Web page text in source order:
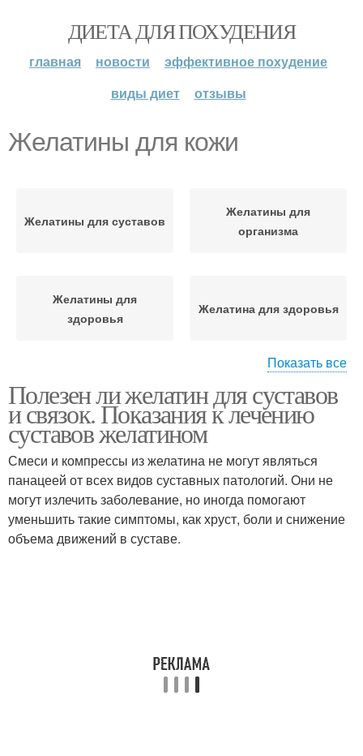
ДИЕТА ДЛЯ ПОХУДЕНИЯ
главная новости
эффективное похудение
виды диет
отзывы
Желатины для кожи
Желатины для суставов
Желатины для
организма
Желатины для
здоровья
Желатина для здоровья
Желатины в сухом виде Вред от желатина
Желатины для волос Желатины с детства
Показать все
Полезен ли желатин для суставов
и связок. Показания к лечению
суставов желатином
Смеси и компрессы из желатина не могут являться
панацеей от всех видов суставных патологий. Они не
могут излечить заболевание, но иногда помогают
уменьшить такие симптомы, как хруст, боли и снижение
объема движений в суставе.